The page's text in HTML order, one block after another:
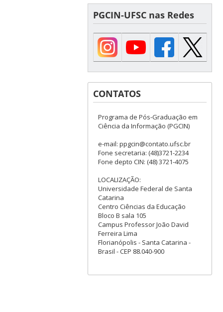
PGCIN-UFSC nas Redes
CONTATOS
Programa de Pós-Graduação em
Ciência da Informação (PGCIN)
e-mail: ppgcin@contato.ufsc.br
Fone secretaria: (48)3721-2234
Fone depto CIN: (48) 3721-4075
LOCALIZAÇÃO:
Universidade Federal de Santa
Catarina
Centro Ciências da Educação
Bloco B sala 105
Campus Professor João David
Ferreira Lima
Florianópolis - Santa Catarina -
Brasil - CEP 88.040-900